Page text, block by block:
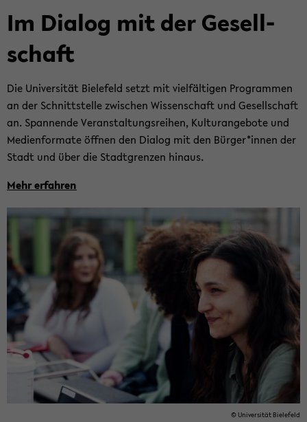
Im Dia­log mit der Ge­sell­
schaft
Die Uni­ver­si­tät Bie­le­feld setzt mit viel­fäl­ti­gen Pro­gram­men
an der Schnitt­stel­le zwi­schen Wis­sen­schaft und Ge­sell­schaft
an. Span­nen­de Ver­an­stal­tungs­rei­hen, Kul­tur­ange­bo­te und
Me­di­en­for­ma­te öff­nen den Dia­log mit den Bür­ger*innen der
Stadt und über die Stadt­gren­zen hin­aus.
Mehr er­fah­ren
© Uni­ver­si­tät Bie­le­feld